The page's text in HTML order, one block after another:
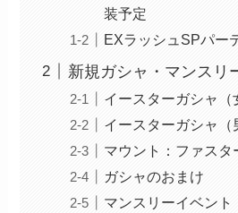
装予定
EXラッシュSPパー
新規ガシャ・マンスリ
イースターガシャ（
イースターガシャ（
マウント：ファスタ
ガシャのおまけ
マンスリーイベント